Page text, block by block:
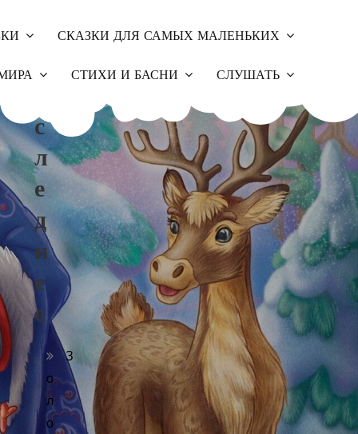
СКАЗКИ ДЛЯ САМЫХ МАЛЕНЬКИХ
СТИХИ И БАСНИ СЛУШАТЬ
С
Л
Е
Д
Н
Е
Е
З
о
л
о